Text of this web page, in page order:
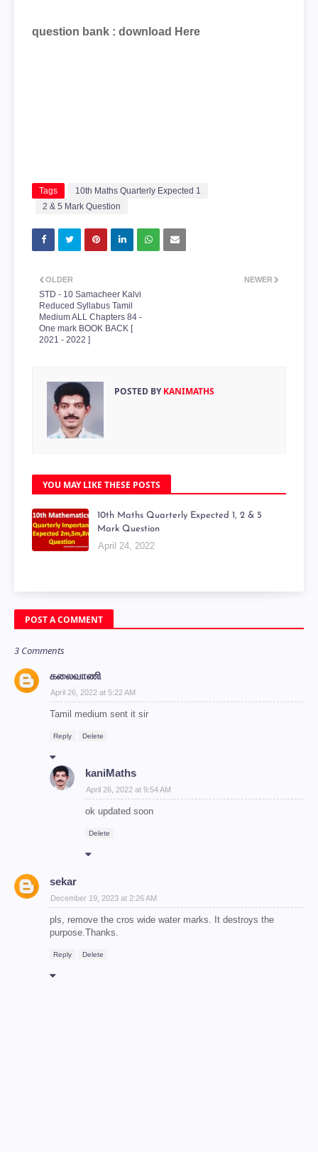
question bank : download Here
Tags
10th Maths Quarterly Expected 1
2 & 5 Mark Question
NEWER
OLDER
STD - 10 Samacheer Kalvi
Reduced Syllabus Tamil
Medium ALL Chapters 84 -
One mark BOOK BACK [
2021 - 2022 ]
POSTED BYKANIMATHS
YOU MAY LIKE THESE POSTS
10th Maths Quarterly Expected 1, 2 & 5
Mark Question
April 24, 2022
POST A COMMENT
3 Comments
கலைவாணி
April 26, 2022 at 5:22 AM
Tamil medium sent it sir
Reply Delete
kaniMaths
April 26, 2022 at 9:54 AM
ok updated soon
Delete
sekar
December 19, 2023 at 2:26 AM
pls, remove the cros wide water marks. It destroys the
purpose.Thanks.
Reply Delete